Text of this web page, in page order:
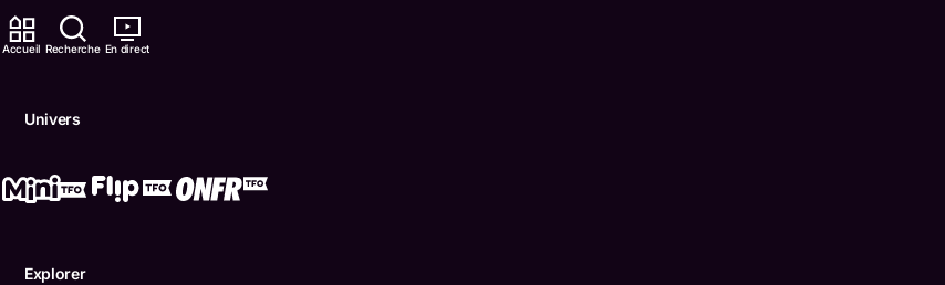
Accueil Recherche En direct
Univers
Explorer
ONFR
Conditions d'utilisation